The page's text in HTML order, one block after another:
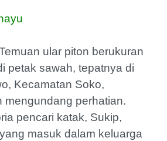
ular piton berukuran
petak sawah, tepatnya di
Kecamatan Soko,
mengundang perhatian.
pencari katak, Sukip,
masuk dalam keluarga